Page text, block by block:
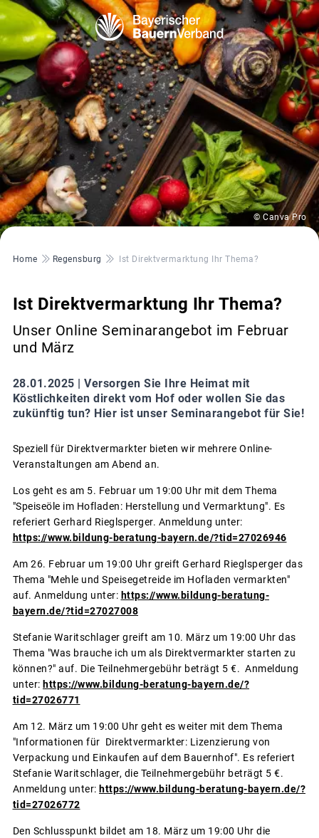
© Canva Pro
Pfadnavigation
Home Regensburg Ist Direktvermarktung Ihr Thema?
Ist Direktvermarktung Ihr Thema?
Unser Online Seminarangebot im Februar
und März
28.01.2025 | Versorgen Sie Ihre Heimat mit
Köstlichkeiten direkt vom Hof oder wollen Sie das
zukünftig tun? Hier ist unser Seminarangebot für Sie!
Speziell für Direktvermarkter bieten wir mehrere Online-
Veranstaltungen am Abend an.
Los geht es am 5. Februar um 19:00 Uhr mit dem Thema
"Speiseöle im Hofladen: Herstellung und Vermarktung". Es
referiert Gerhard Rieglsperger. Anmeldung unter:
https://www.bildung-beratung-bayern.de/?tid=27026946
Am 26. Februar um 19:00 Uhr greift Gerhard Rieglsperger das
Thema "Mehle und Speisegetreide im Hofladen vermarkten"
auf. Anmeldung unter: https://www.bildung-beratung-
bayern.de/?tid=27027008
Stefanie Waritschlager greift am 10. März um 19:00 Uhr das
Thema "Was brauche ich um als Direktvermarkter starten zu
können?" auf. Die Teilnehmergebühr beträgt 5 €. Anmeldung
unter: https://www.bildung-beratung-bayern.de/?
tid=27026771
Am 12. März um 19:00 Uhr geht es weiter mit dem Thema
"Informationen für Direktvermarkter: Lizenzierung von
Verpackung und Einkaufen auf dem Bauernhof". Es referiert
Stefanie Waritschlager, die Teilnehmergebühr beträgt 5 €.
Anmeldung unter: https://www.bildung-beratung-bayern.de/?
tid=27026772
Den Schlusspunkt bildet am 18. März um 19:00 Uhr die